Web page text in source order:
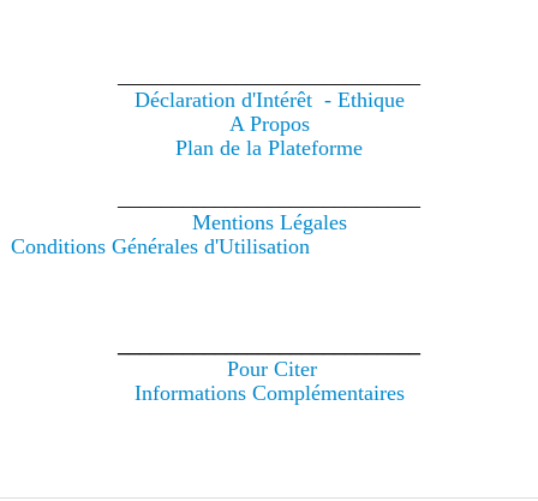
Déclaration d'Intérêt - Ethique
A Propos
Plan de la Plateforme
Mentions Légales
Conditions Générales d'Utilisation
Pour Citer
Informations Complémentaires